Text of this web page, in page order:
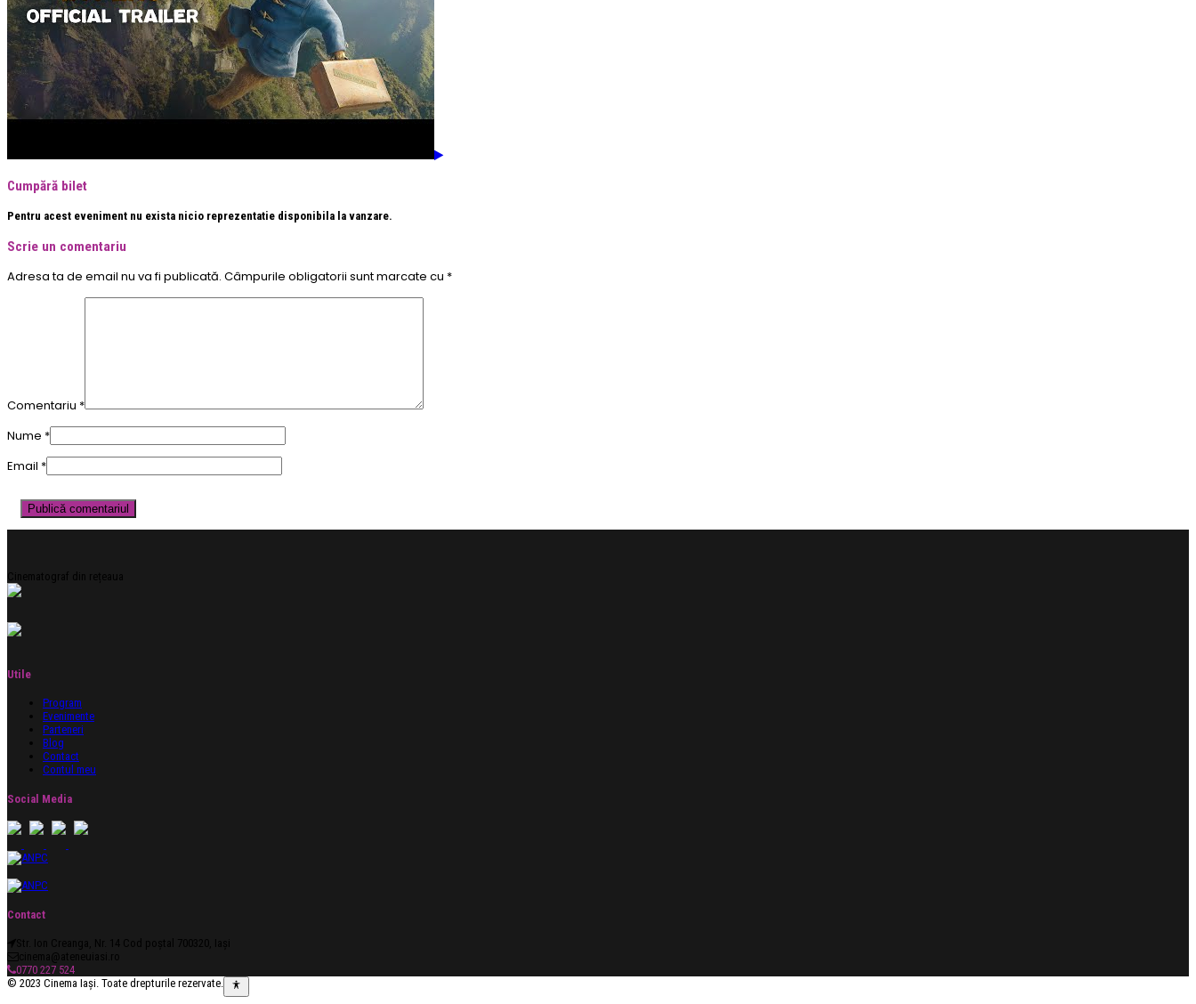
Cumpără bilet
Pentru acest eveniment nu exista nicio reprezentatie disponibila la vanzare.
Scrie un comentariu
Adresa ta de email nu va fi publicată. Câmpurile obligatorii sunt marcate cu *
Comentariu *
Nume *
Email *
Cinematograf din rețeaua
Utile
Program
Evenimente
Parteneri
Blog
Contact
Contul meu
Social Media
Contact
Str. Ion Creanga, Nr. 14 Cod poștal 700320, Iași
cinema@ateneuiasi.ro
0770 227 524
© 2023 Cinema Iași. Toate drepturile rezervate.